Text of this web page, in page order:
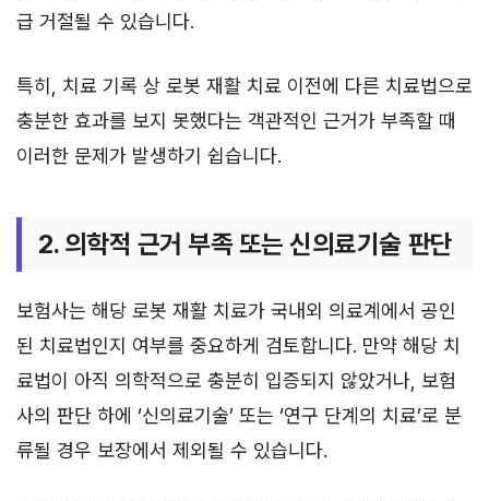
급 거절될 수 있습니다.
특히, 치료 기록 상 로봇 재활 치료 이전에 다른 치료법으로
충분한 효과를 보지 못했다는 객관적인 근거가 부족할 때
이러한 문제가 발생하기 쉽습니다.
2. 의학적 근거 부족 또는 신의료기술 판단
보험사는 해당 로봇 재활 치료가 국내외 의료계에서 공인
된 치료법인지 여부를 중요하게 검토합니다. 만약 해당 치
료법이 아직 의학적으로 충분히 입증되지 않았거나, 보험
사의 판단 하에 ‘신의료기술’ 또는 ‘연구 단계의 치료’로 분
류될 경우 보장에서 제외될 수 있습니다.